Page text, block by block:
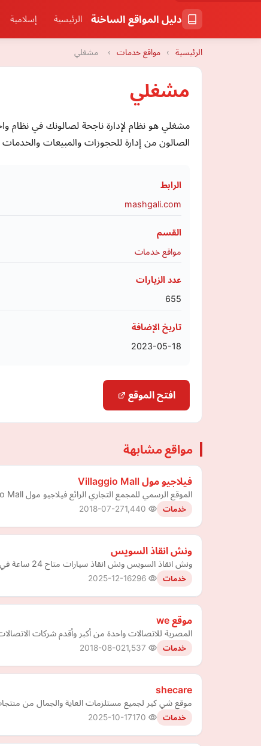
دليل المواقع الساخنة الرئيسية إسلامية
الرئيسية › مواقع خدمات › مشغلي
مشغلي
مشغلي هو نظام لإدارة ناجحة لصالونك في نظام
الصالون من إدارة للحجوزات والمبيعات
الرابط
mashgali.com
القسم
مواقع خدمات
عدد الزيارات
655
تاريخ الإضافة
2023-05-18
افتح الموقع
مواقع مشابهة
فيلاجيو مول Villaggio Mall
الموقع الرسمي للمجمع التجاري الرائع فيلاجيو مول Villaggio Mall في دولة قطر.
خدمات 2018-07-27
ونش انقاذ السويس
ونش انقاذ السويس ونش انقاذ سيارات متاح 24 ساعة في السويس
خدمات 2025-12-16
موقع we
المصرية للاتصالات واحدة من أكبر وأقدم شركات
خدمات 2018-08-02
shecare
موقع شي كير لجميع مستلزمات العاية والجمال من منتجات
خدمات 2025-10-17